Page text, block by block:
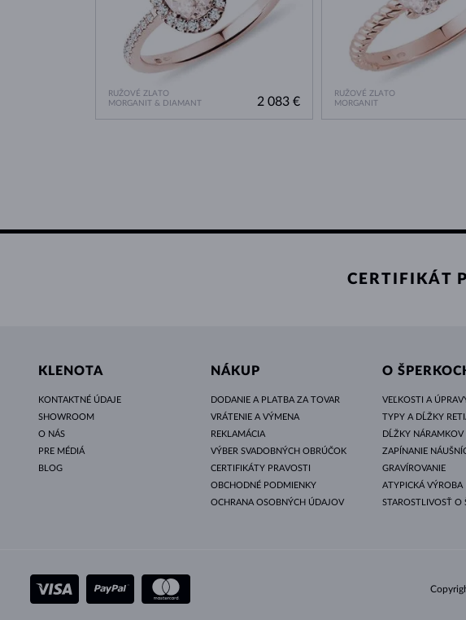
RUŽOVÉ ZLATO
MORGANIT & DIAMANT
2 083 €
RUŽOVÉ ZLATO
MORGANIT
CERTIFIKÁT
KLENOTA
KONTAKTNÉ ÚDAJE
SHOWROOM
O NÁS
PRE MÉDIÁ
BLOG
NÁKUP
DODANIE A PLATBA ZA TOVAR
VRÁTENIE A VÝMENA
REKLAMÁCIA
VÝBER SVADOBNÝCH OBRÚČOK
CERTIFIKÁTY PRAVOSTI
OBCHODNÉ PODMIENKY
OCHRANA OSOBNÝCH ÚDAJOV
O
VEĽKOSTI A
TYPY A DĹŽKY
DĹŽKY NÁRAMKOV
ZAPÍNANIE
GRAVÍROVANIE
ATYPICKÁ VÝROBA
STAROSTLIVOSŤ O